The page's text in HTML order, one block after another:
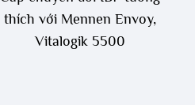
thích với Mennen Envoy,
Vitalogik 5500